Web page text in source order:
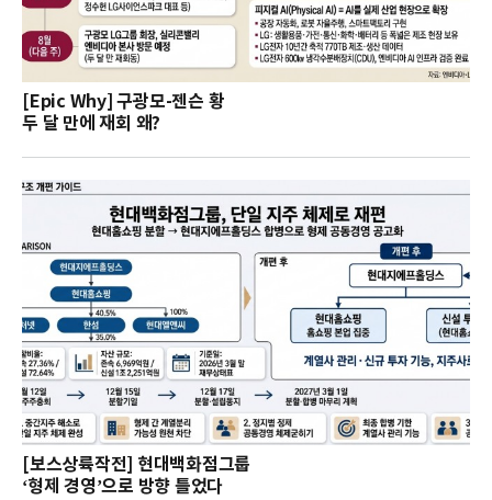
[Epic Why] 구광모-젠슨 황
두 달 만에 재회 왜?
[보스상륙작전] 현대백화점그룹
‘형제 경영’으로 방향 틀었다